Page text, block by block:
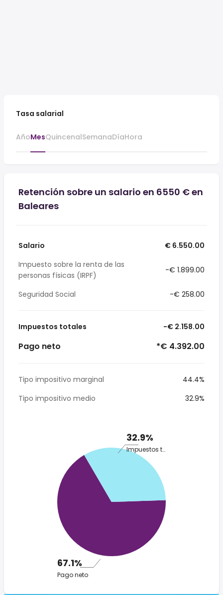
Tasa salarial
AñoMesQuincenalSemanaDíaHora
Retención sobre un salario en 6550 € en
Baleares
Salario
€ 6.550.00
Impuesto sobre la renta de las
personas físicas (IRPF)
-€ 1.899.00
Seguridad Social -€ 258.00
Impuestos totales -€ 2.158.00
Pago neto *€ 4.392.00
Tipo impositivo marginal
44.4%
Tipo impositivo medio
32.9%
32.9%
Impuestos totales
67.1%
Pago neto